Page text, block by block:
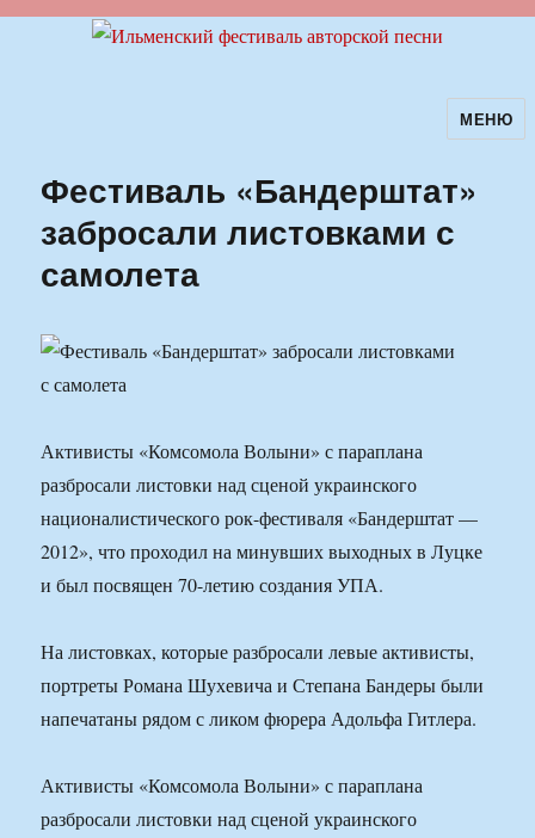
Ильменский фестиваль авторскойМЕНЮ
Фестиваль «Бандерштат»
забросали листовками с
самолета
Активисты «Комсомола Волыни» с параплана
разбросали листовки над сценой украинского
националистического рок-фестиваля «Бандерштат —
2012», что проходил на минувших выходных в Луцке
и был посвящен 70-летию создания УПА.
На листовках, которые разбросали левые активисты,
портреты Романа Шухевича и Степана Бандеры были
напечатаны рядом с ликом фюрера Адольфа Гитлера.
Активисты «Комсомола Волыни» с параплана
разбросали листовки над сценой украинского